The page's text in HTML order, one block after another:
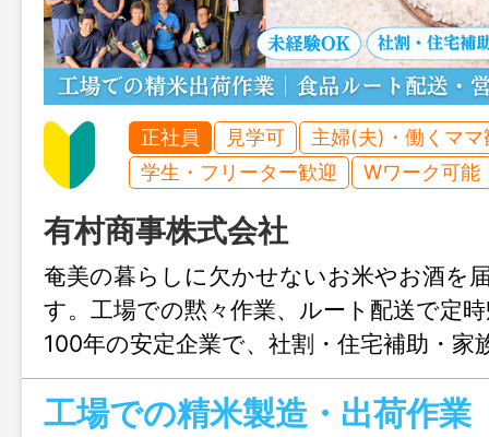
正社員 見学可
主婦(夫)・働くママ
学生・フリーター歓迎
Wワーク可能
有村商事株式会社
奄美の暮らしに欠かせないお米やお酒を
す。工場での黙々作業、ルート配送で定
100年の安定企業で、社割・住宅補助・家
厚生も充実。未経験からでも安心してス
工場での精米製造・出荷作業